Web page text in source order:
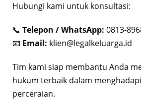
Hubungi kami untuk konsultasi:
📞 Telepon / WhatsApp: 0813-
📧 Email: klien@legalkeluarga.id
Tim kami siap membantu Anda
hukum terbaik dalam
perceraian.